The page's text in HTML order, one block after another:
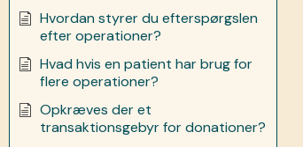
Hvordan styrer du efterspørgslen
efter operationer?
Hvad hvis en patient har brug for
flere operationer?
Opkræves der et
transaktionsgebyr for donationer?